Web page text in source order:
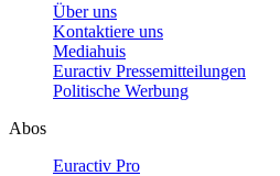
Über uns
Kontaktiere uns
Mediahuis
Euractiv Pressemitteilungen
Politische Werbung
Abos
Euractiv Pro